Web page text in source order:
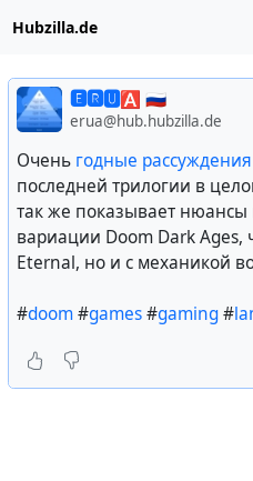
Hubzilla.de
🅴🆁🆄🅰 🇷🇺
erua@hub.hubzilla.de
Очень годные
последней трилогии в
так же показывает нюансы
вариации Doom Dark Ages,
Eternal, но и с механикой
#doom#games#gaming#